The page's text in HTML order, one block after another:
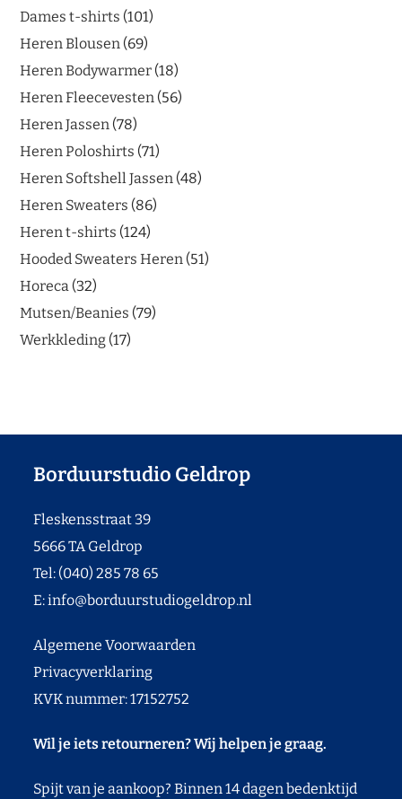
Dames t-shirts 101
Heren Blousen 69
Heren Bodywarmer 18
Heren Fleecevesten 56
Heren Jassen 78
Heren Poloshirts 71
Heren Softshell Jassen 48
Heren Sweaters 86
Heren t-shirts 124
Hooded Sweaters Heren 51
Horeca 32
Mutsen/Beanies 79
Werkkleding 17
Borduurstudio Geldrop
Fleskensstraat 39
5666 TA Geldrop
Tel: (040) 285 78 65
E:info@borduurstudiogeldrop.nl
Algemene Voorwaarden
Privacyverklaring
KVK nummer: 17152752
Wil je iets retourneren? Wij helpen je graag.
Spijt van je aankoop? Binnen 14 dagen bedenktijd